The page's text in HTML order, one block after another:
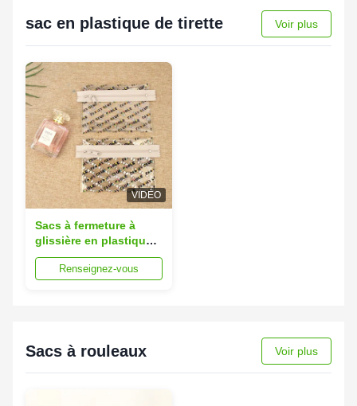
sac en plastique de tirette Voir plus
VIDÉO
Sacs à fermeture à
glissière en plastique
transparent
personnalisé 15x20 cm
Renseignez-vous
Sacs à rouleaux Voir plus